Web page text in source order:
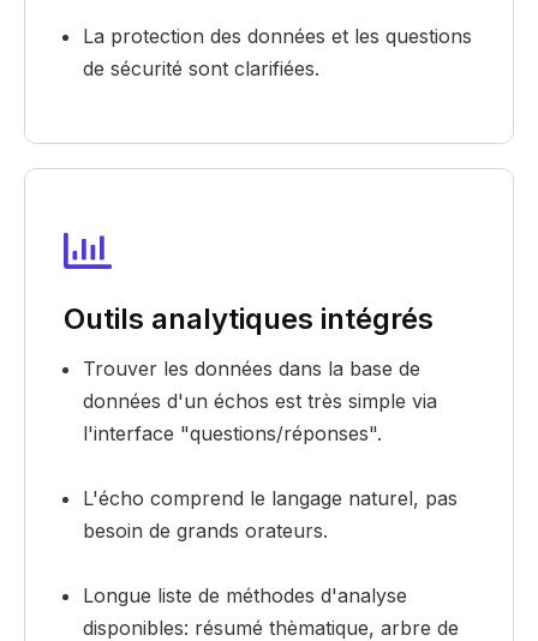
La protection des données et les questions
de sécurité sont clarifiées.
Outils analytiques intégrés
Trouver les données dans la base de
données d'un échos est très simple via
l'interface "questions/réponses".
L'écho comprend le langage naturel, pas
besoin de grands orateurs.
Longue liste de méthodes d'analyse
disponibles: résumé thèmatique, arbre de